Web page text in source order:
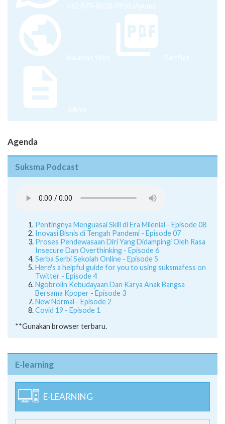
+62 878-8528-5958 (Ayumi)
Halaman Web Pamflet
Juknis
Agenda
Suksma Podcast
Pentingnya Menguasai Skill di Era Milenial - Episode 08
Inovasi Bisnis di Tengah Pandemi - Episode 07
Proses Pendewasaan Diri Yang Didampingi Oleh Rasa
Insecure Dan Overthinking - Episode 6
Serba Serbi Sekolah Online - Episode 5
Here's a helpful guide for you to using suksmafess on
Twitter - Episode 4
Ngobrolin Kebudayaan Dan Karya Anak Bangsa
Bersama Kpoper - Episode 3
New Normal - Episode 2
Covid 19 - Episode 1
**Gunakan browser terbaru.
E-learning
E-LEARNING